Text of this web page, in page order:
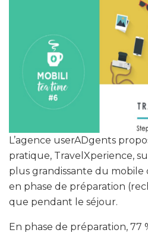
L’agence userADgents
pratique, TravelXperience,
plus grandissante du
en phase de préparation
que pendant le séjour.
En phase de préparation, 77